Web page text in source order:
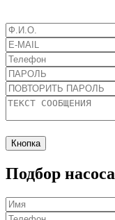
Кнопка
Подбор насоса